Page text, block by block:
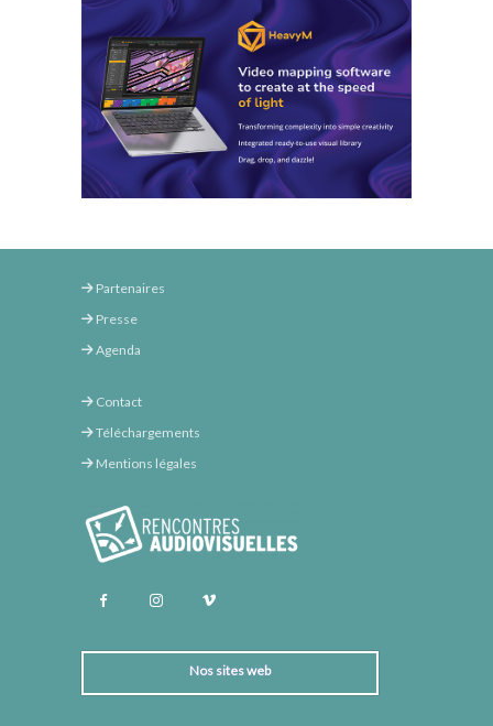
Partenaires
Presse
Agenda
Contact
Téléchargements
Mentions légales
Nos sites web